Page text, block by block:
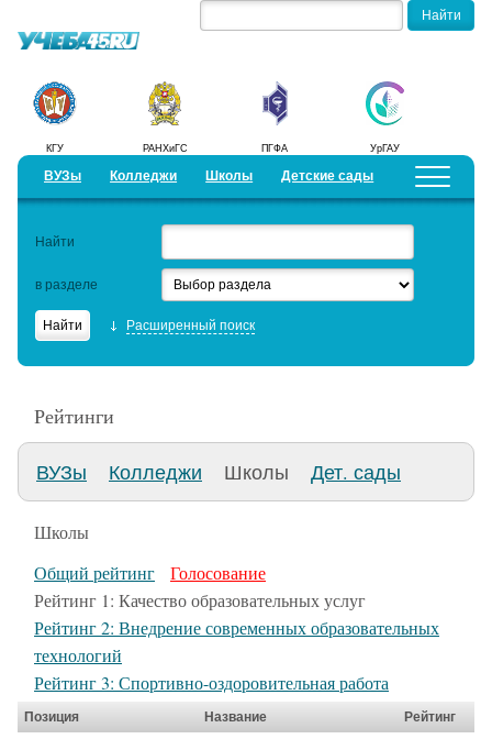
КГУ РАНХиГС ПГФА УрГАУ
ВУЗы Колледжи Школы Детские сады
Добавить уч. заведение Предложить новость
Образовательный кредит
Найти
в разделе
Расширенный поиск
Рейтинги
ВУЗы Колледжи Школы Дет. сады
Школы
Общий рейтинг
Голосование
Рейтинг 1: Качество образовательных услуг
Рейтинг 2: Внедрение современных образовательных
технологий
Рейтинг 3: Спортивно-оздоровительная работа
Позиция Название
Рейтинг